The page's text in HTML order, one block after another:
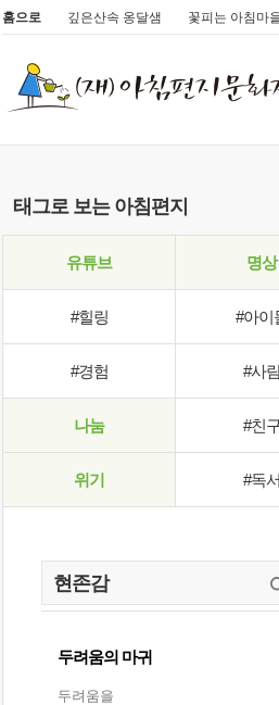
홈으로 깊은산속 옹달샘 꽃피는 아침마
태그로 보는 아침편지
유튜브 명상
#힐링 #아이
#경험 #사
나눔 #친
위기 #독서
두려움의 마귀
두려움을